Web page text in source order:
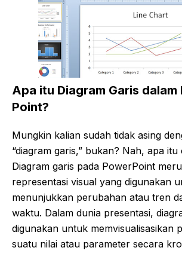
Apa itu Diagram Garis dalam
Point?
Mungkin kalian sudah tidak asing
“diagram garis,” bukan? Nah, apa itu
Diagram garis pada PowerPoint
representasi visual yang digunakan
menunjukkan perubahan atau tren
waktu. Dalam dunia presentasi,
digunakan untuk memvisualisasikan
suatu nilai atau parameter secara